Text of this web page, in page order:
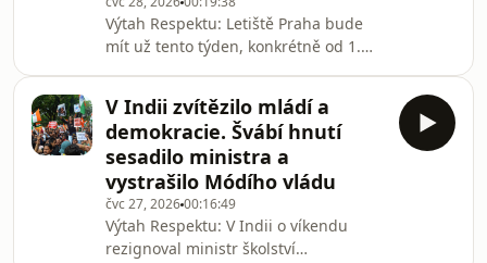
vedou k vyššímu výparu vody z krajiny,
a tím pádem dopady sucha prohlubu
Výtah Respektu: Letiště Praha bude
mít už tento týden, konkrétně od 1.
Lašák, který byl v minulosti u rozkladu
ČSA. Nejen kvůli jeho jménu vstoupily
odbory do stávkové pohotovosti,
obávají se však i možné privatizace
letiště. Ministryně financí Alena
Schillerová je sice uklidňovala, že tyto
obavy nejsou namístě, přesto záhy
V Indii zvítězilo mládí a
demokracie. Švábí hnutí
sesadilo ministra a
vystrašilo Módího vládu
čvc 27, 202600:16:49
Výtah Respektu: V Indii o víkendu
rezignoval ministr školství